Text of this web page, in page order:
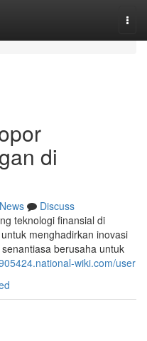
di
News
Discuss
teknologi finansial di
menghadirkan inovasi
berusaha untuk
wiki.com/user